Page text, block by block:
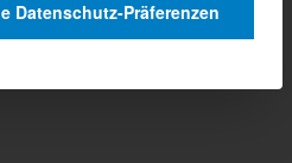
Datenschutz-Präferenzen